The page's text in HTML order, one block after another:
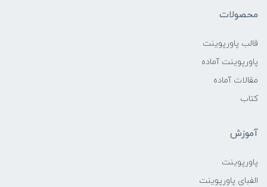
محصولات
قالب پاورپوینت
پاورپوینت آماده
مقالات آماده
کتاب
آموزش
پاورپوینت
الفبای پاورپوینت